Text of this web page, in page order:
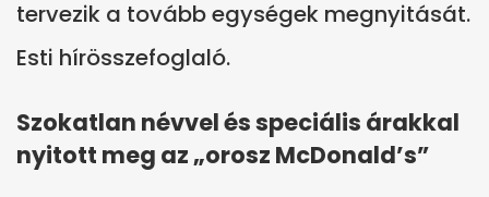
tervezik a tovább egységek megnyitását.
Esti hírösszefoglaló.
Szokatlan névvel és speciális árakkal
nyitott meg az „orosz McDonald’s”